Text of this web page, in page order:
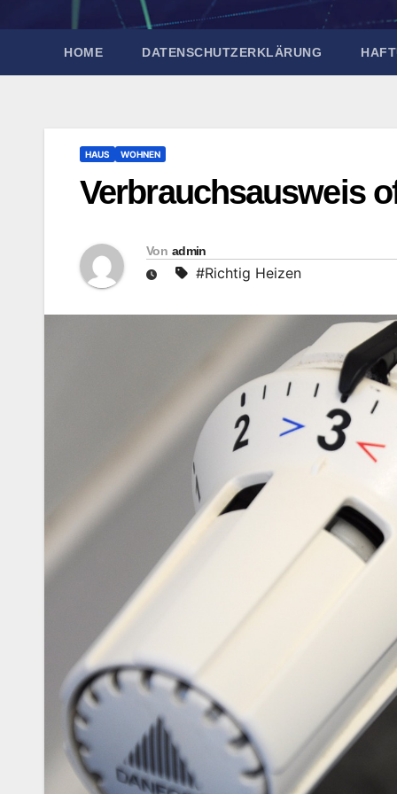
HOME DATENSCHUTZERKLÄRUNG
HAUS WOHNEN
Verbrauchsausweis
Von admin
#Richtig Heizen